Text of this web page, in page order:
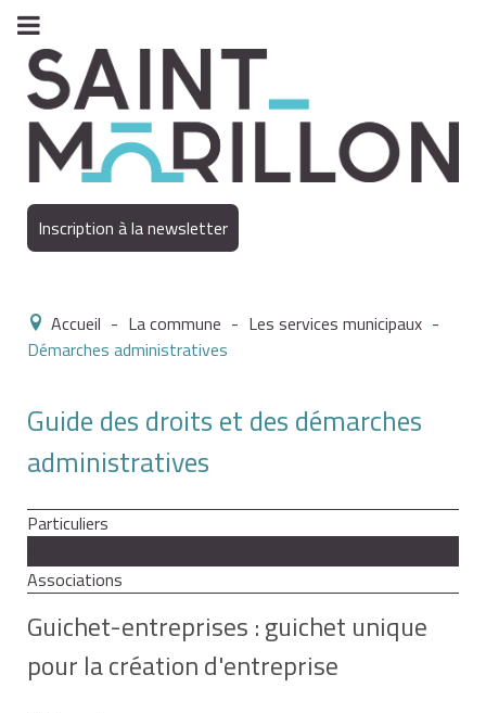
Inscription à la newsletter
Accueil - La commune - Les services municipaux -
Démarches administratives
Guide des droits et des démarches
administratives
Particuliers
Associations
Guichet-entreprises : guichet unique
pour la création d'entreprise